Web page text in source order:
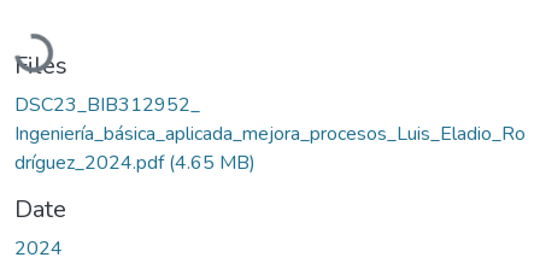
Loading...
Files
DSC23_BIB312952_
Ingeniería_básica_aplicada_mejora_procesos_Luis_Eladio_Ro
dríguez_2024.pdf(4.65 MB)
Date
2024